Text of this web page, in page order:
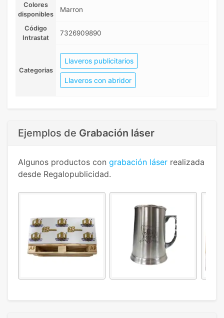
Colores
disponibles
Marron
Código
Intrastat
7326909890
Categorias
Llaveros publicitarios
Llaveros con abridor
Ejemplos de Grabación láser
Algunos productos con grabación láser realizada
desde Regalopublicidad.